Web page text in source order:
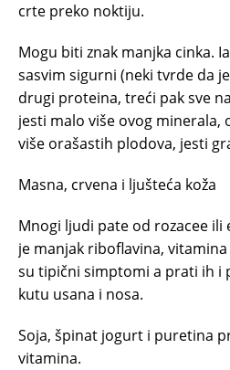
crte preko noktiju.
Mogu biti znak manjka cinka.
sasvim sigurni (neki tvrde da
drugi proteina, treći pak sve
jesti malo više ovog minerala,
više orašastih plodova, jesti
Masna, crvena i ljušteća koža
Mnogi ljudi pate od rozacee ili
je manjak riboflavina, vitamina
su tipični simptomi a prati ih i
kutu usana i nosa.
Soja, špinat jogurt i puretina
vitamina.